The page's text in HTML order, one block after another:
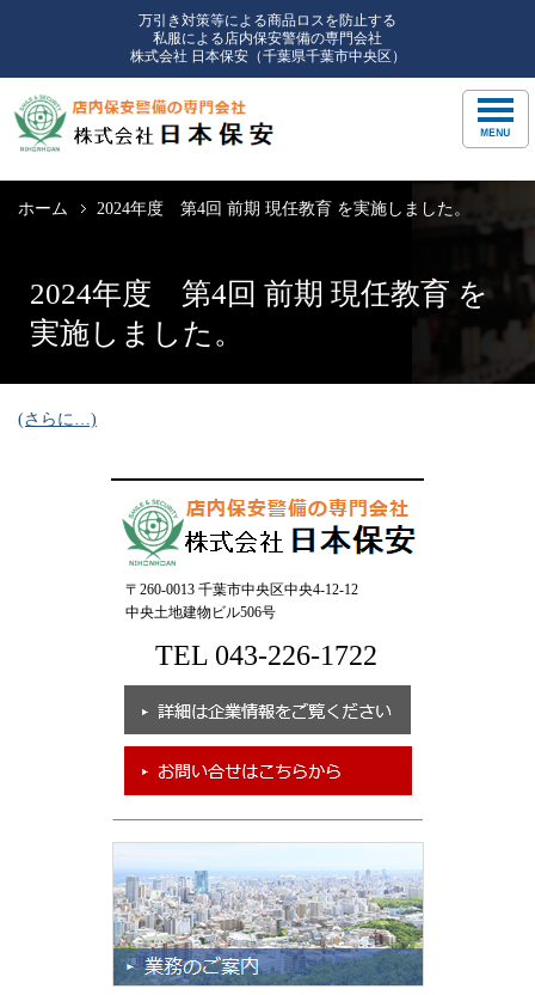
万引き対策等による商品ロスを防止する
私服による店内保安警備の専門会社
株式会社 日本保安（千葉県千葉市中央区）
ホーム 2024年度 第4回 前期 現任教育 を実施しました。
2024年度 第4回 前期 現任教育 を
実施しました。
(さらに…)
〒260-0013 千葉市中央区中央4-12-12
中央土地建物ビル506号
TEL 043-226-1722